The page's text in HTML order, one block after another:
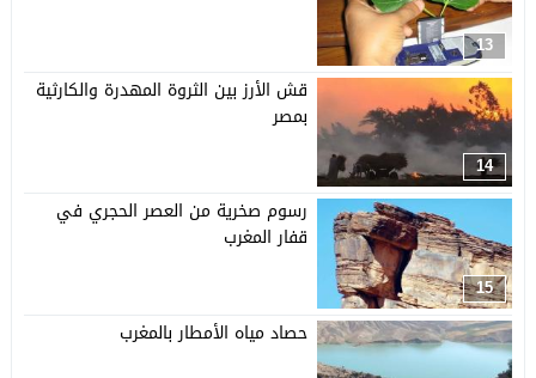
13
14
قش الأرز بين الثروة المهدرة والكارثية
بمصر
15
رسوم صخرية من العصر الحجري في
قفار المغرب
حصاد مياه الأمطار بالمغرب